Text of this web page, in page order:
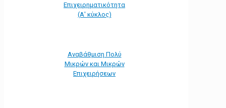
Επιχειρηματικότητα
(Α' κύκλος)
Αναβάθμιση Πολύ
Μικρών και Μικρών
Επιχειρήσεων